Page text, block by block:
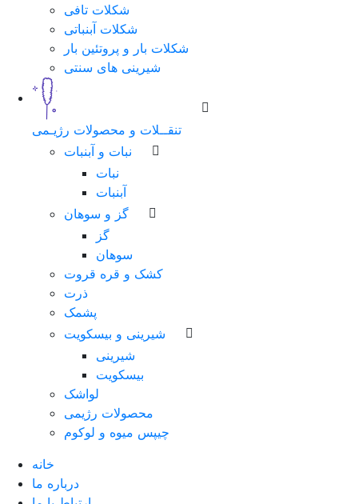
شکلات تافی
شکلات آبنباتی
شکلات بار و پروتئین بار
شیرینی های سنتی
تنقــلات و محصولات رژیـمی
نبات و آبنبات
نبات
آبنبات
گز و سوهان
گز
سوهان
کشک و قره قروت
ذرت
پشمک
شیرینی و بیسکویت
شیرینی
بیسکویت
لواشک
محصولات رژیمی
چیپس میوه و لوکوم
خانه
درباره ما